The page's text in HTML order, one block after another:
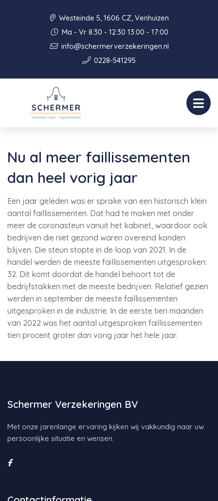
Westeinde 5, 1606 CZ, Venhuizen
Ma - Vr 8:30 - 12:30 13:00 - 17:00
info@schermerverzekeringen.nl
0228-541295
Nu al meer faillissementen
dan heel vorig jaar
Een jaar geleden was er sprake van een historisch klein
aantal faillissementen. Dat had te maken met onder
meer de coronasteun vanuit het kabinet, waardoor ook
bedrijven die niet gezond waren overeind konden
blijven. Die steun stopte in de loop van 2021. In de
handel werden de meeste faillissementen uitgesproken:
32. Dit komt doordat de handel behoort tot de
bedrijfstakken met de meeste bedrijven. Relatief gezien
werden in september de meeste faillissementen
uitgesproken in de industrie. In de eerste tien maanden
van 2022 was het aantal uitgesproken faillissementen
tien procent groter dan vorig jaar het hele jaar.
Schermer Verzekeringen BV
Met onze jarenlange ervaring kijken wij vakkundig naar uw
persoonlijke situatie en wensen.